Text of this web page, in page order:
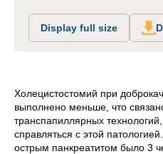
Display full size
Холецистостомий при
выполнено меньше, что
транспапиллярных
справляться с этой
острым панкреатитом было 3